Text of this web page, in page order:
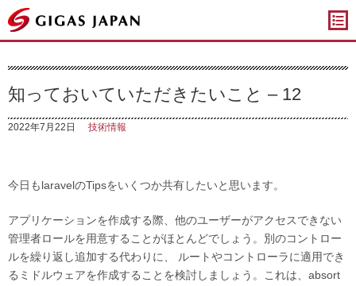
ギガスジャパン
知っておいていただきたいこと – 12
2022年7月22日 技術情報
今日もlaravelのTipsをいくつか共有したいと思います。
アプリケーションを作成する際、他のユーザーがアクセスできない
管理者ロールを用意することがほとんどでしょう。別のコントロー
ルを繰り返し追加する代わりに、 ルートやコントローラに適用でき
るミドルウェアを作成することを検討しましょう。これは、absort